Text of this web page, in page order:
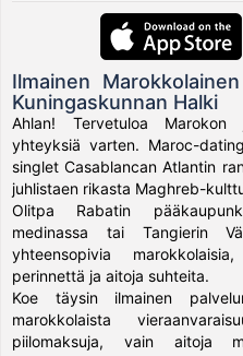
Ilmainen
Kuningaskunnan Halki
Ahlan! Tervetuloa Marokon
yhteyksiä varten. Maroc-
singlet Casablancan Atlantin
juhlistaen rikasta Maghreb-
Olitpa Rabatin
medinassa tai Tangierin
yhteensopivia
perinnettä ja aitoja suhteita.
Koe täysin ilmainen
marokkolaista
piilomaksuja, vain aitoja